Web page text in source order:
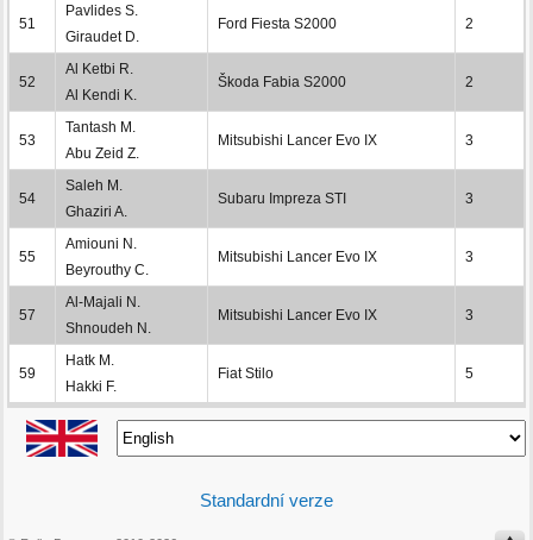
51
Pavlides S.
Giraudet D.
Ford Fiesta S2000 2
52
Al Ketbi R.
Al Kendi K.
Škoda Fabia S2000 2
53
Tantash M.
Abu Zeid Z.
Mitsubishi Lancer Evo IX 3
54
Saleh M.
Ghaziri A.
Subaru Impreza STI 3
55
Amiouni N.
Beyrouthy C.
Mitsubishi Lancer Evo IX 3
57
Al-Majali N.
Shnoudeh N.
Mitsubishi Lancer Evo IX 3
59
Hatk M.
Hakki F.
Fiat Stilo 5
Standardní verze